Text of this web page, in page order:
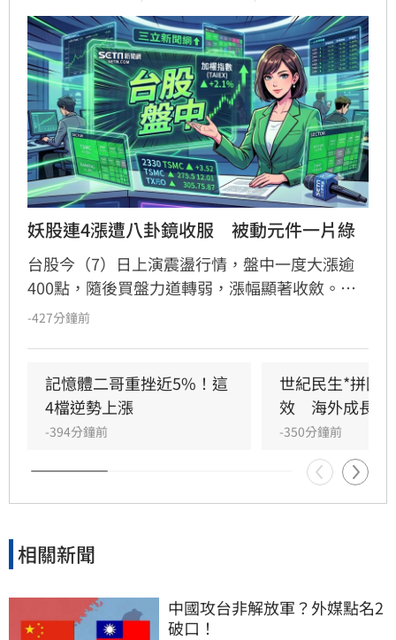
妖股連4漲遭八卦鏡收服　被動元件一片綠
台股今（7）日上演震盪行情，盤中一度大漲逾
400點，隨後買盤力道轉弱，漲幅顯著收斂。其
中，被動元件族群表現疲軟，近期連漲的禾伸堂
油油景象。儘管多數個股陷入修正，台嘉碩與馥
鴻仍逆勢抗跌，成為盤面少數撐盤亮點。投資人
應注意市場波動風險，審慎評估投資決策。
-427分鐘前
記憶體二哥重挫近5%！這
4檔逆勢上漲
-394分鐘前
世紀民生*拼圖
效　海外成長升
-350分鐘前
相關新聞
中國攻台非解放軍？外媒點名2
破口！